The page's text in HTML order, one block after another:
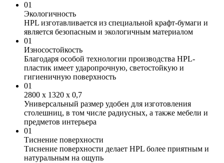
01
Экологичность
HPL изготавливается из специальной крафт-бумаги и
является безопасным и экологичным материалом
01
Износостойкость
Благодаря особой технологии производства HPL-
пластик имеет ударопрочную, светостойкую и
гигиеничную поверхность
01
2800 х 1320 х 0,7
Универсальный размер удобен для изготовления
столешниц, в том числе радиусных, а также мебели и
предметов интерьера
01
Тиснение поверхности
Тиснение поверхности делает HPL более приятным и
натуральным на ощупь